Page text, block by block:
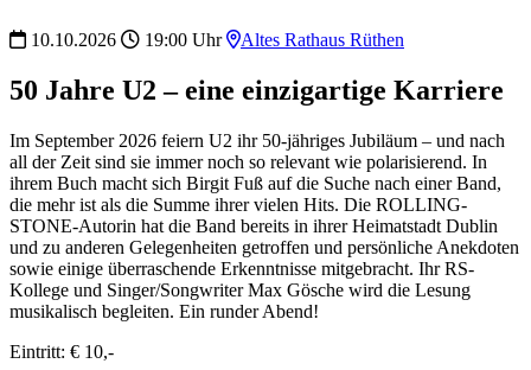
10.10.2026 19:00 Uhr Altes Rathaus Rüthen
50 Jahre U2 – eine einzigartige Karriere
Im September 2026 feiern U2 ihr 50-jähriges Jubiläum – und nach
all der Zeit sind sie immer noch so relevant wie polarisierend. In
ihrem Buch macht sich Birgit Fuß auf die Suche nach einer Band,
die mehr ist als die Summe ihrer vielen Hits. Die ROLLING-
STONE-Autorin hat die Band bereits in ihrer Heimatstadt Dublin
und zu anderen Gelegenheiten getroffen und persönliche Anekdoten
sowie einige überraschende Erkenntnisse mitgebracht. Ihr RS-
Kollege und Singer/Songwriter Max Gösche wird die Lesung
musikalisch begleiten. Ein runder Abend!
Eintritt: € 10,-